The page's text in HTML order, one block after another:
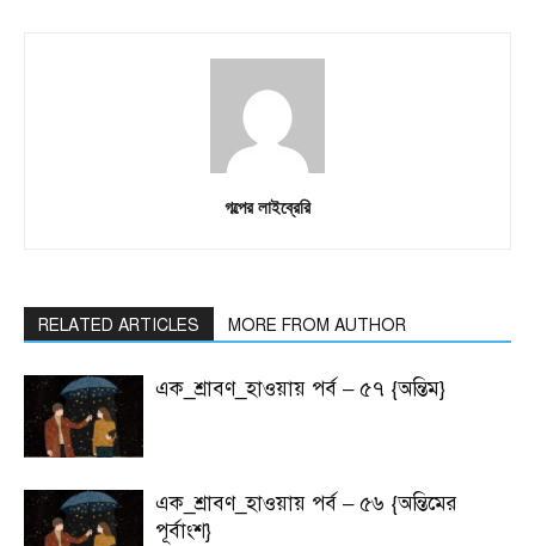
গল্পের লাইব্রেরি
RELATED ARTICLES MORE FROM AUTHOR
এক_শ্রাবণ_হাওয়ায় পর্ব – ৫৭ {অন্তিম}
এক_শ্রাবণ_হাওয়ায় পর্ব – ৫৬ {অন্তিমের
পূর্বাংশ}